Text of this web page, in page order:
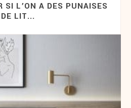
SI L’ON A DES PUNAISES
DE LIT...